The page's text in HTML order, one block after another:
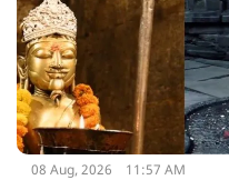
08 Aug, 2026 11:57 AM